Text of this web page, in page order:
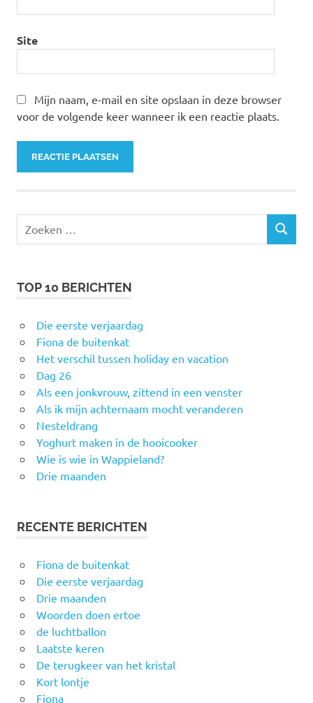
Site
Mijn naam, e-mail en site opslaan in deze browser
voor de volgende keer wanneer ik een reactie plaats.
naar:
ZOEKEN
TOP 10 BERICHTEN
Die eerste verjaardag
Fiona de buitenkat
Het verschil tussen holiday en vacation
Dag 26
Als een jonkvrouw, zittend in een venster
Als ik mijn achternaam mocht veranderen
Nesteldrang
Yoghurt maken in de hooicooker
Wie is wie in Wappieland?
Drie maanden
RECENTE BERICHTEN
Fiona de buitenkat
Die eerste verjaardag
Drie maanden
Woorden doen ertoe
de luchtballon
Laatste keren
De terugkeer van het kristal
Kort lontje
Fiona